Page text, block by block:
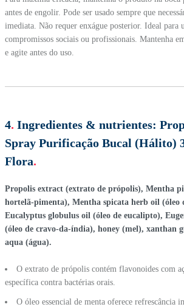
antes de engolir. Pode ser usado sempre que
imediata. Não requer enxágue posterior. Ideal para
compromissos sociais ou profissionais. Mantenha
e agite antes do uso.
4. Ingredientes & nutrientes:
Spray Purificação Bucal (Hálito)
Flora.
Propolis extract (extrato de própolis), Mentha
hortelã-pimenta), Mentha spicata herb oil (óleo
Eucalyptus globulus oil (óleo de eucalipto),
(óleo de cravo-da-índia), honey (mel), xanthan
aqua (água).
O extrato de própolis contém flavonoides com
específica contra bactérias orais.
O óleo essencial de menta oferece refrescância